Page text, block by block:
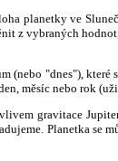
planetky ve
z vybraných
"dnes"),
měsíc nebo rok
gravitace
Planetka